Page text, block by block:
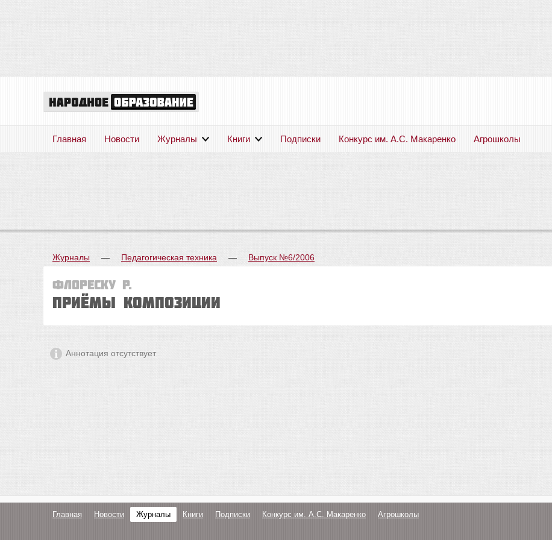
Главная Новости Журналы Книги Подписки Конкурс им. А.С. Макаренко Агрошколы
Журналы — Педагогическая техника — Выпуск №6/2006
Флореску Р.
ПРИЁМЫ КОМПОЗИЦИИ
Аннотация отсутствует
Главная Новости Журналы Книги Подписки Конкурс им. А.С. Макаренко Агрошколы